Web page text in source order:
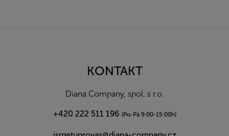
KONTAKT
Diana Company, spol. s r.o.
+420 222 511 196 (Po-Pá 9:00-15:00h)